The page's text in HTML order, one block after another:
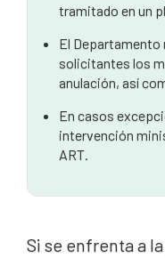
tramitado en un
El
solicitantes los
anulación, así
En casos
intervención
ART.
Si se enfrenta a